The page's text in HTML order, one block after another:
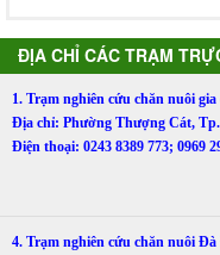
ĐỊA CHỈ CÁC TRẠM
1. Trạm nghiên cứu chăn nuôi
Địa chỉ: Phường Thượng Cát,
Điện thoại: 0243 8389 773; 0969
4. Trạm nghiên cứu chăn nuôi